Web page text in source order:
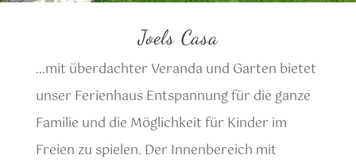
Joels Casa
…mit überdachter Veranda und Garten bietet
unser Ferienhaus Entspannung für die ganze
Familie und die Möglichkeit für Kinder im
Freien zu spielen. Der Innenbereich mit